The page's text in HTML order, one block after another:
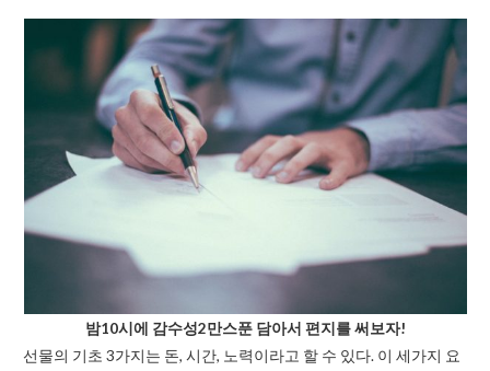
밤10시에 감수성2만스푼 담아서 편지를 써보자!
선물의 기초 3가지는 돈, 시간, 노력이라고 할 수 있다. 이 세가지 요